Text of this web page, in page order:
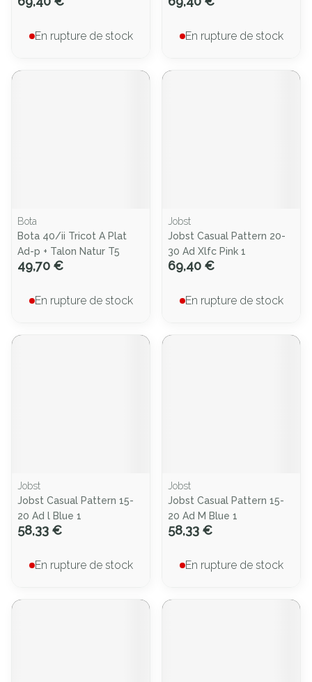
En rupture de stock En rupture de stock
Bota
Bota 40/ii Tricot A Plat
Ad-p + Talon Natur T5
49,70 €
En rupture de stock
Jobst
Jobst Casual Pattern 20-
30 Ad Xlfc Pink 1
69,40 €
En rupture de stock
Jobst
Jobst Casual Pattern 15-
20 Ad l Blue 1
58,33 €
En rupture de stock
Jobst
Jobst Casual Pattern 15-
20 Ad M Blue 1
58,33 €
En rupture de stock